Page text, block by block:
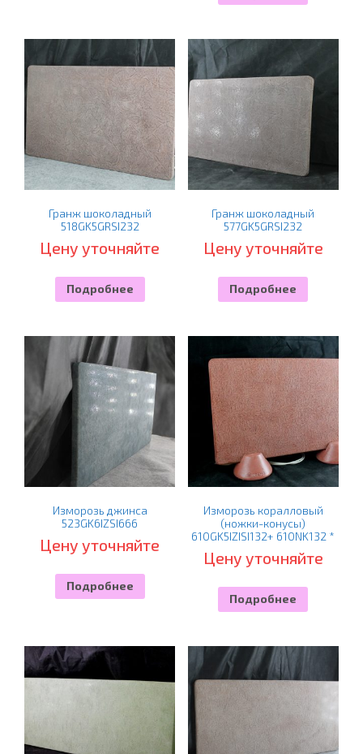
Гранж шоколадный
518GK5GRSI232
Цену уточняйте
Подробнее
Гранж шоколадный
577GK5GRSI232
Цену уточняйте
Подробнее
Изморозь джинса
523GK6IZSI666
Цену уточняйте
Подробнее
Изморозь коралловый
(ножки-конусы)
610GK5IZІSI132+ 610NK132 *
Цену уточняйте
Подробнее